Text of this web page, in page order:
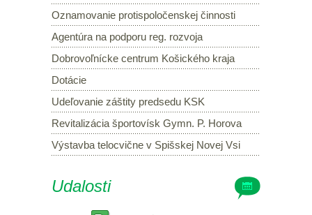
Oznamovanie protispoločenskej činnosti
Agentúra na podporu reg. rozvoja
Dobrovoľnícke centrum Košického kraja
Dotácie
Udeľovanie záštity predsedu KSK
Revitalizácia športovísk Gymn. P. Horova
Výstavba telocvične v Spišskej Novej Vsi
Udalosti